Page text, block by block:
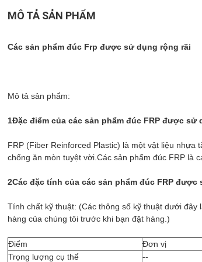
MÔ TẢ SẢN PHẨM
Các sản phẩm đúc Frp được sử dụng rộng rãi
Mô tả sản phẩm:
1Đặc điểm của các sản phẩm đúc FRP được
FRP (Fiber Reinforced Plastic) là một vật liệu
chống ăn mòn tuyệt vời.Các sản phẩm đúc FRP là
2Các đặc tính của các sản phẩm đúc FRP
Tính chất kỹ thuật: (Các thông số kỹ thuật dưới đây
hàng của chúng tôi trước khi bạn đặt hàng.)
Điểm Đơn vị
Trọng lượng cụ thể
--